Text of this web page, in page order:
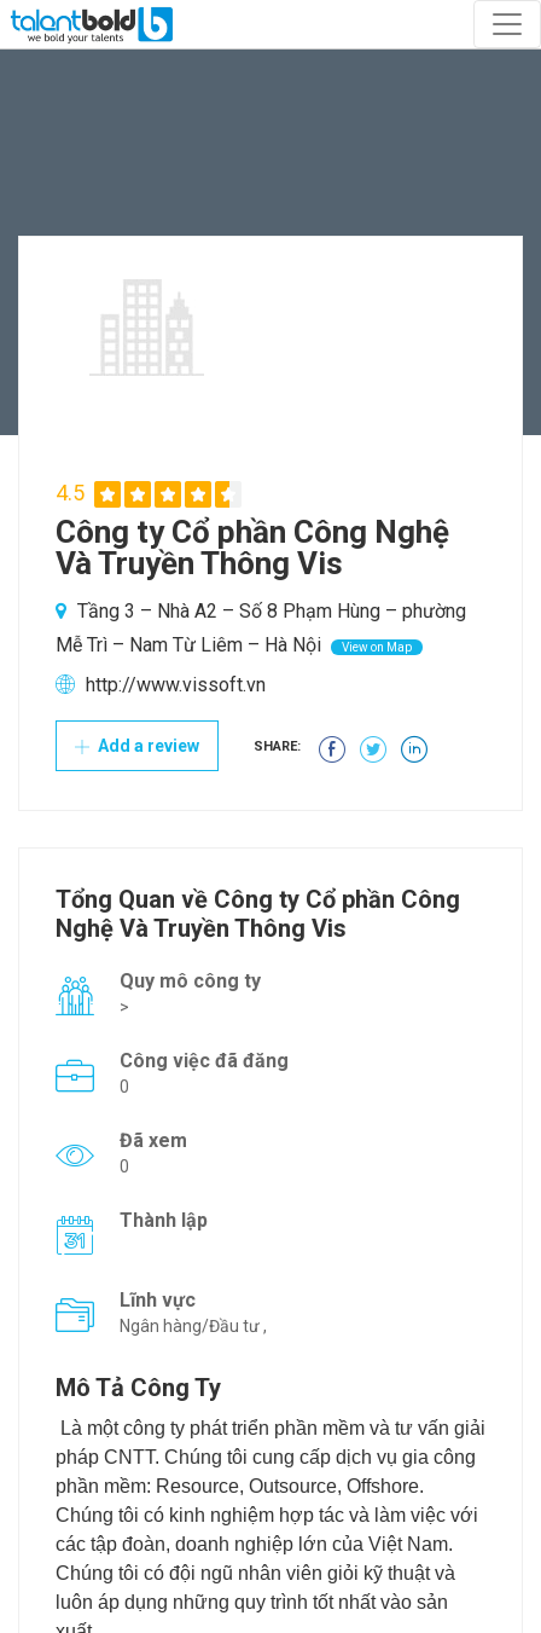
4.5
Công ty Cổ phần Công Nghệ
Và Truyền Thông Vis
Tầng 3 – Nhà A2 – Số 8 Phạm Hùng – phường
Mễ Trì – Nam Từ Liêm – Hà Nội
View on Map
http://www.vissoft.vn
Add a review SHARE:
Tổng Quan về Công ty Cổ phần Công
Nghệ Và Truyền Thông Vis
Quy mô công ty
>
Công việc đã đăng
0
Đã xem
0
Thành lập
Lĩnh vực
Ngân hàng/Đầu tư ,
Mô Tả Công Ty
Là một công ty phát triển phần mềm và tư vấn giải
pháp CNTT. Chúng tôi cung cấp dịch vụ gia công
phần mềm: Resource, Outsource, Offshore.
Chúng tôi có kinh nghiệm hợp tác và làm việc với
các tập đoàn, doanh nghiệp lớn của Việt Nam.
Chúng tôi có đội ngũ nhân viên giỏi kỹ thuật và
luôn áp dụng những quy trình tốt nhất vào sản